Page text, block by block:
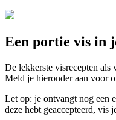
Een portie vis in
De lekkerste visrecepten
Meld je hieronder aan voor
Let op: je ontvangt nog een
deze hebt geaccepteerd, vis